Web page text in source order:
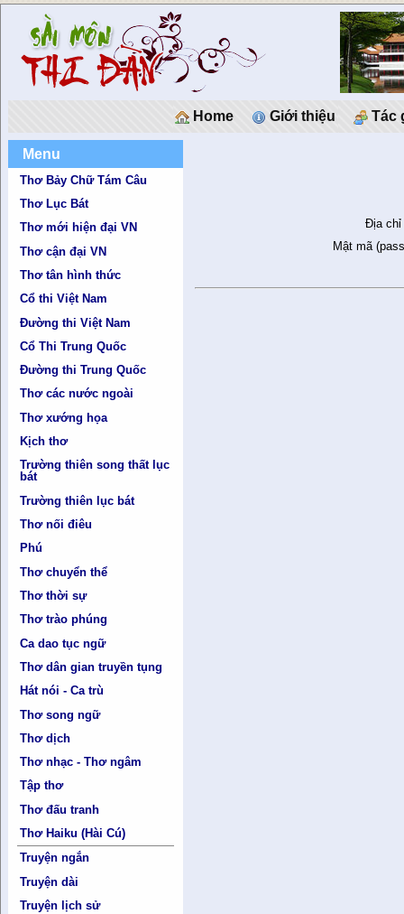
Home Giới thiệu Tác
Menu
Thơ Bảy Chữ Tám Câu
Thơ Lục Bát
Thơ mới hiện đại VN
Thơ cận đại VN
Thơ tân hình thức
Cổ thi Việt Nam
Đường thi Việt Nam
Cổ Thi Trung Quốc
Đường thi Trung Quốc
Thơ các nước ngoài
Thơ xướng họa
Kịch thơ
Trường thiên song thất lục
bát
Trường thiên lục bát
Thơ nối điêu
Phú
Thơ chuyển thể
Thơ thời sự
Thơ trào phúng
Ca dao tục ngữ
Thơ dân gian truyền tụng
Hát nói - Ca trù
Thơ song ngữ
Thơ dịch
Thơ nhạc - Thơ ngâm
Tập thơ
Thơ đấu tranh
Thơ Haiku (Hài Cú)
Truyện ngắn
Truyện dài
Truyện lịch sử
Địa chỉ
Mật mã